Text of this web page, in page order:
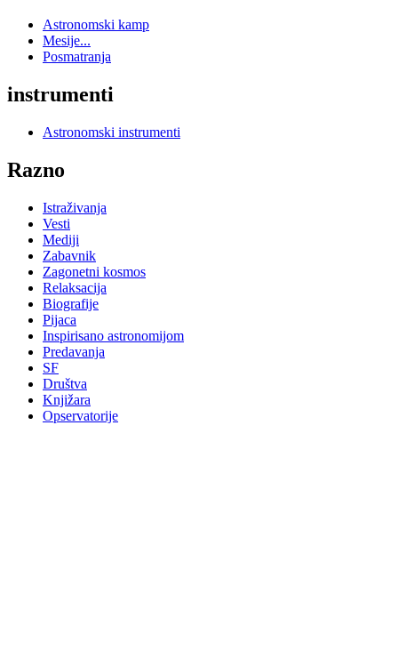
Astronomski kamp
Mesije...
Posmatranja
instrumenti
Astronomski instrumenti
Razno
Istraživanja
Vesti
Mediji
Zabavnik
Zagonetni kosmos
Relaksacija
Biografije
Pijaca
Inspirisano astronomijom
Predavanja
SF
Društva
Knjižara
Opservatorije